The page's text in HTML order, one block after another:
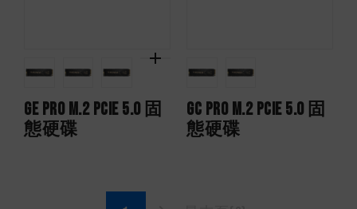
GE PRO M.2 PCIe 5.0 固
態硬碟
GC PRO M.2 PCIe 5.0 固
態硬碟